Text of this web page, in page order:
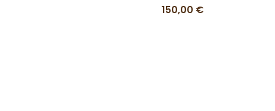
150,00 €